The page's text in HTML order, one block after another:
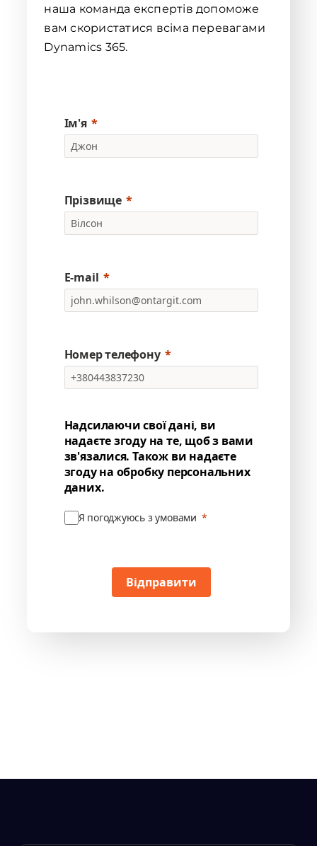
наша команда експертів допоможе
вам скористатися всіма перевагами
Dynamics 365.
Ім'я
Прізвище
E-mail
Номер телефону
Надсилаючи свої дані, ви
надаєте згоду на те, щоб з вами
зв'язалися. Також ви надаєте
згоду на обробку персональних
даних.
Я погоджуюсь з умовами
Відправити